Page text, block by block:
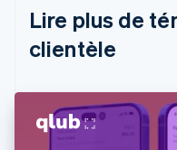
Lire plus de
clientèle
Brésil
PortuguêsEnglish
Bulgarie
Français
Chine continentale